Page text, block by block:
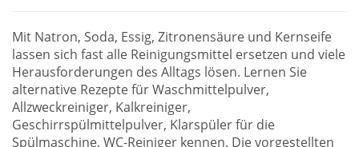
Mit Natron, Soda, Essig, Zitronensäure und Kernseife
lassen sich fast alle Reinigungsmittel ersetzen und viele
Herausforderungen des Alltags lösen. Lernen Sie
alternative Rezepte für Waschmittelpulver,
Allzweckreiniger, Kalkreiniger,
Geschirrspülmittelpulver, Klarspüler für die
Spülmaschine, WC-Reiniger kennen. Die vorgestellten